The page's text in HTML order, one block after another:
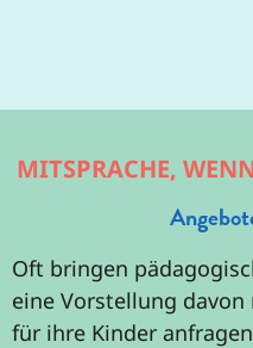
MITSPRACHE,
Oft bringen
eine Vorstellung
für ihre Kinder